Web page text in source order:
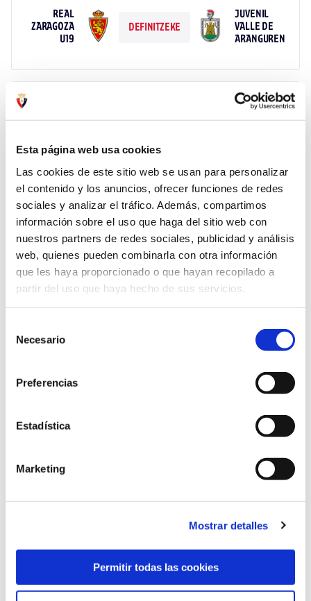
Esta página web usa cookies
Las cookies de este sitio web se usan para personalizar
el contenido y los anuncios, ofrecer funciones de redes
sociales y analizar el tráfico. Además, compartimos
información sobre el uso que haga del sitio web con
nuestros partners de redes sociales, publicidad y análisis
web, quienes pueden combinarla con otra información
que les haya proporcionado o que hayan recopilado a
partir del uso que haya hecho de sus servicios.
Necesario
Preferencias
Estadística
Marketing
Mostrar detalles
Permitir todas las cookies
REAL
ZARAGOZA
U19
DEFINITZEKE
JUVENIL
VALLE DE
ARANGUREN
JUVENIL
VALLE DE
ARANGUREN
DEFINITZEKE
UE SANT
ANDREU
U19
JAR 19
ESTADI MUNICIPAL DE BADALONA
U19
VALLE DE
ARANGUREN
JAR 20
JUVENIL
OBERENA
JAR 21
MUNICIPAL D' HORTA